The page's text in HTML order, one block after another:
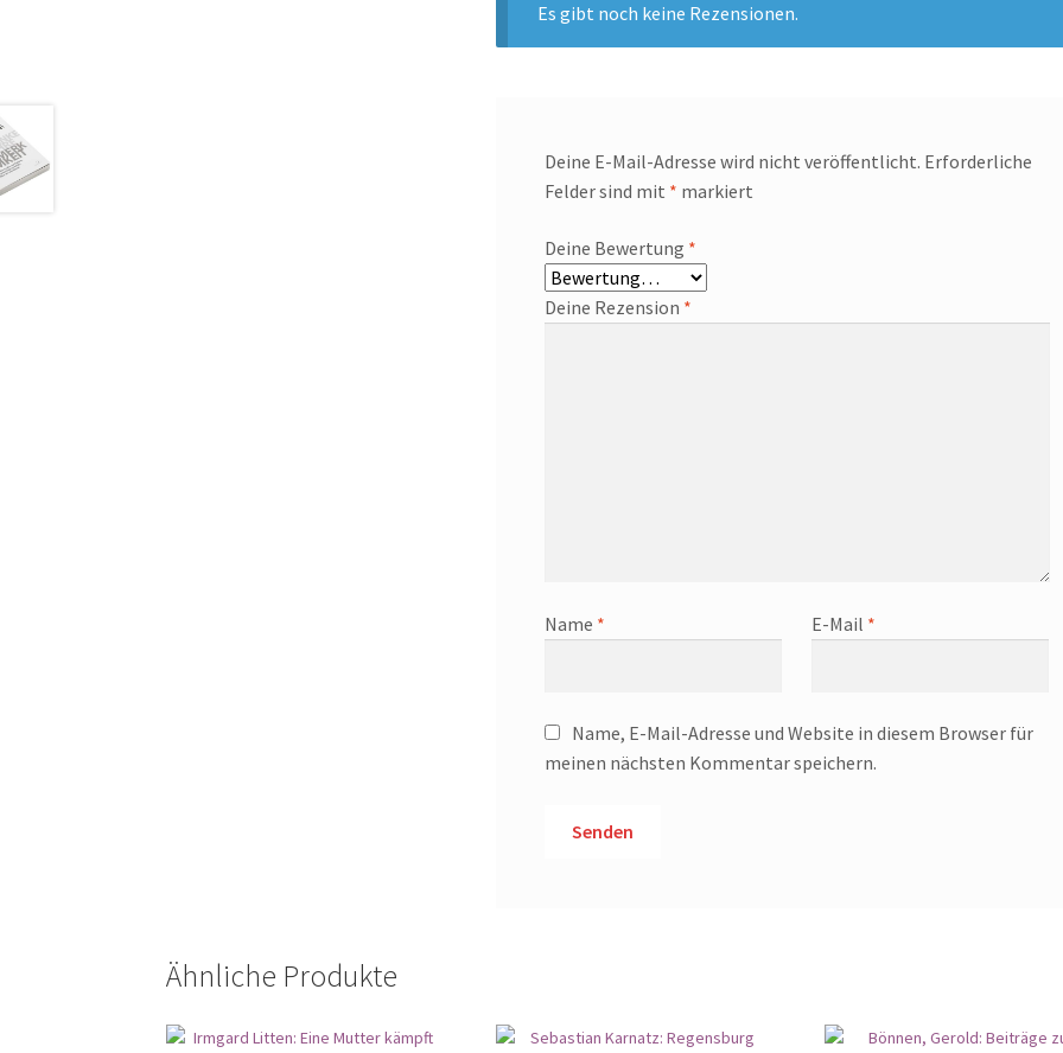
Es gibt noch keine Rezensionen.
Deine E-Mail-Adresse wird nicht veröffentlicht. Erforderliche
Felder sind mit * markiert
Deine Bewertung *
Deine Rezension *
Name * E-Mail *
Name, E-Mail-Adresse und Website in diesem Browser für
meinen nächsten Kommentar speichern.
Ähnliche Produkte